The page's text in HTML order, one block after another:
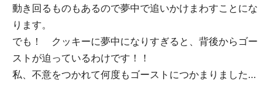
動き回るものもあるので夢中で追いかけまわすことにな
ります。
でも！ クッキーに夢中になりすぎると、背後からゴー
ストが迫っているわけです！！
私、不意をつかれて何度もゴーストにつかまりました…